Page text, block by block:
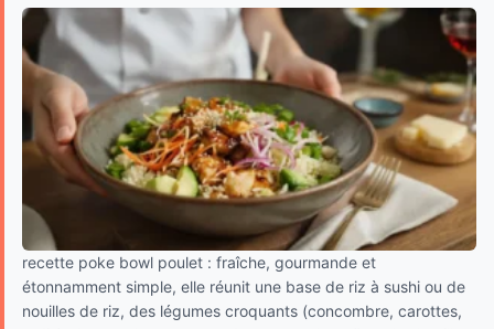
recette poke bowl poulet : fraîche, gourmande et
étonnamment simple, elle réunit une base de riz à sushi ou de
nouilles de riz, des légumes croquants (concombre, carottes,